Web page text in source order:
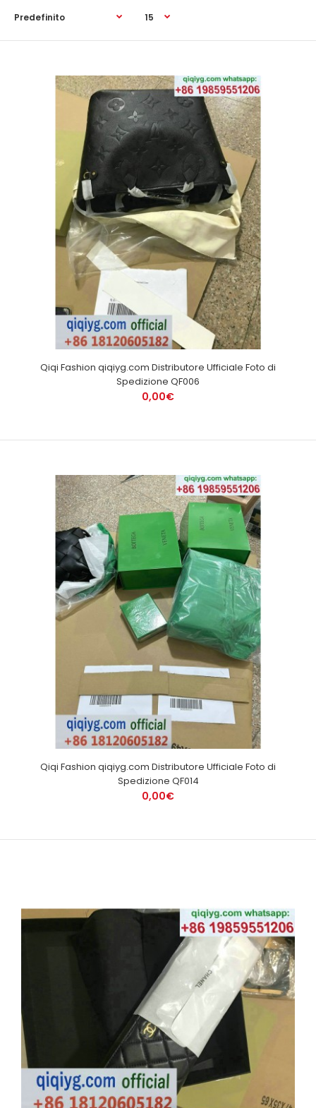
Qiqi Fashion qiqiyg.com Distributore Ufficiale Foto di
Spedizione QF006
0,00€
Qiqi Fashion qiqiyg.com Distributore Ufficiale Foto di
Spedizione QF014
0,00€